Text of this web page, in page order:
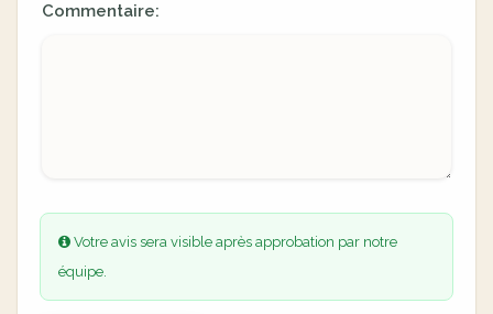
Commentaire:
Votre avis sera visible après approbation par notre
équipe.